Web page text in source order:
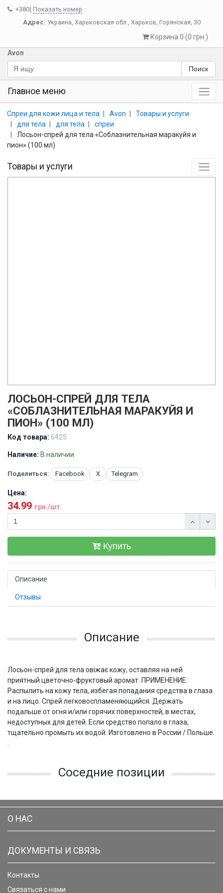
+380( Показать номер
Адрес: Украина, Харьковская обл., Харьков, Горянская, 30
Корзина 0 (0 грн.)
Avon
Поиск
Главное меню
Спреи для кожи лица и тела Avon
Товары и услуги
для тела
для тела
спреи
Лосьон-спрей для тела «Соблазнительная маракуйя и
пион» (100 мл)
Товары и услуги
ЛОСЬОН-СПРЕЙ ДЛЯ ТЕЛА
«СОБЛАЗНИТЕЛЬНАЯ МАРАКУЙЯ И
ПИОН» (100 МЛ)
Код товара: 6425
Наличие: В наличии
Поделиться: Facebook X Telegram
Цена:
34.99 грн./шт.
Купить
Описание
Отзывы
Описание
Лосьон-спрей для тела овіжає кожу, оставляя на ней
приятный цветочно-фруктовый аромат. ПРИМЕНЕНИЕ:
Распылить на кожу тела, избегая попадания средства в глаза
и на лицо. Спрей легковоспламеняющийся. Держать
подальше от огня и/или горячих поверхностей, в местах,
недоступных для детей. Если средство попало в глаза,
тщательно промыть их водой. Изготовлено в России / Польше.
Соседние позиции
О НАС
ДОКУМЕНТЫ И СВЯЗЬ
Контакты
Связаться с нами